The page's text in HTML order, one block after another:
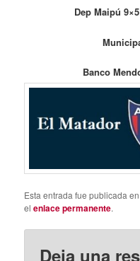
Dep Maipú
Banco
Esta entrada fue publicada en
elenlace permanente.
Deja una